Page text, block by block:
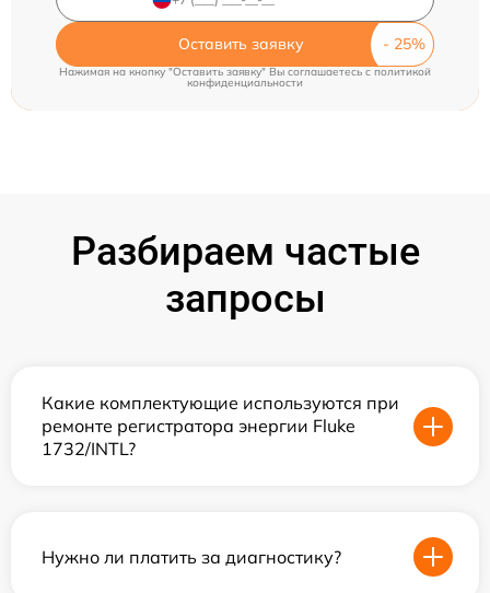
Оставить заявку
Нажимая на кнопку "Оставить заявку" Вы соглашаетесь cполитикой
конфиденциальности
Разбираем частые
запросы
Какие комплектующие используются при
ремонте регистратора энергии Fluke
1732/INTL?
Нужно ли платить за диагностику?